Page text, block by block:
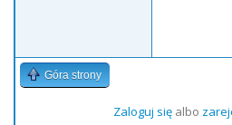
Góra strony
Zaloguj sięalbo